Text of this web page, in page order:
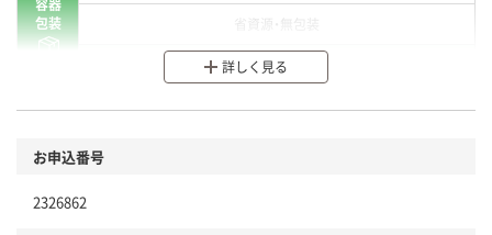
容器
包装
分別・リサイクルしやすい設計
本体
詳しく見る
お申込番号
2326862